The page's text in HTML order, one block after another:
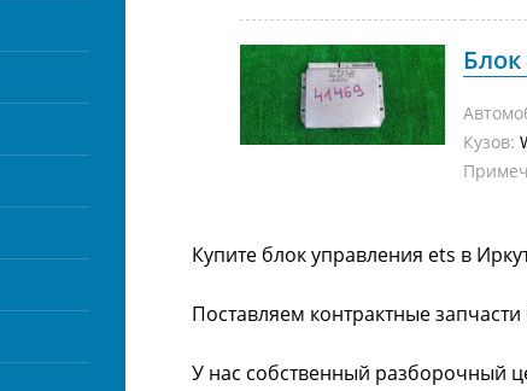
Блок
Кузов:
Купите блок управления ets в
Поставляем контрактные
У нас собственный разборочный